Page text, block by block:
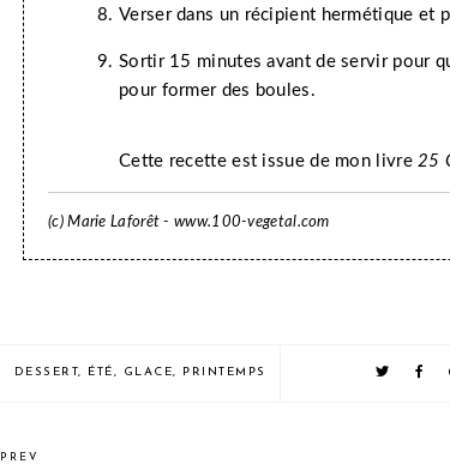
Verser dans un récipient hermétique et
Sortir 15 minutes avant de servir pour
pour former des boules.
Cette recette est issue de mon livre 25
(c) Marie Laforêt - www.100-vegetal.com
DESSERT, ÉTÉ, GLACE, PRINTEMPS
PREV